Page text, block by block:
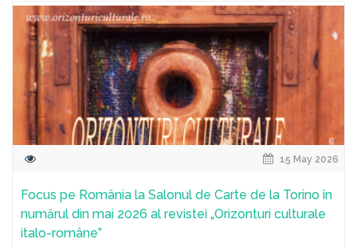
15 May 2026
Focus pe România la Salonul de Carte de la Torino în
numărul din mai 2026 al revistei „Orizonturi culturale
italo-române”